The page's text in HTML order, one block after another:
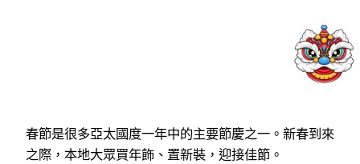
春節是很多亞太國度一年中的主要節慶之一。新春到來
之際，本地大眾買年飾、置新裝，迎接佳節。